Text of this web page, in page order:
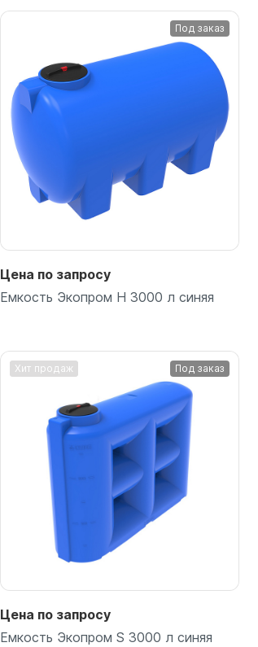
Емкости для воды 4500 литров
Емкости для воды 4000 литров
Емкости для воды 3000 литров
Емкости для воды 2500 литров
Емкости для воды 2000 литров
Емкости для воды 1500 литров
Емкости для воды 1000 литров
Емкости для воды 750 литров
Емкости для воды 600 литров
Емкости для воды 500 литров
Емкости для воды 240 литров
Емкости для воды 200 литров
Емкости для воды 75 литров
Емкости для воды 60 литров
Емкости для воды 50 литров
Под заказ
Подробнее
Цена по запросу
Емкость Экопром H 3000 л синяя
Хит продаж Под заказ
Цена по запросу
Емкость Экопром S 3000 л синяя